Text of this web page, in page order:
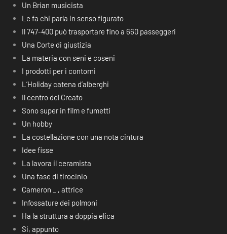
Un Brian musicista
Le fa chi parla in senso figurato
Il 747-400 può trasportare fino a 660 passeggeri
Una Corte di giustizia
La materia con seni e coseni
I prodotti per i contorni
L’Holiday catena d’alberghi
Il centro del Creato
Sono super in film e fumetti
Un hobby
La costellazione con una nota cintura
Idee fisse
La lavora il ceramista
Una fase di tirocinio
Cameron _ , attrice
Infossature dei polmoni
Ha la struttura a doppia elica
Si, appunto